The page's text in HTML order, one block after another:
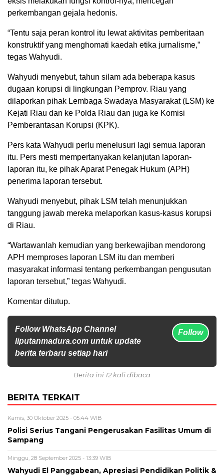
perkembangan gejala hedonis.
“Tentu saja peran kontrol itu lewat aktivitas pemberitaan
konstruktif yang menghomati kaedah etika jurnalisme,”
tegas Wahyudi.
Wahyudi menyebut, tahun silam ada beberapa kasus
dugaan korupsi di lingkungan Pemprov. Riau yang
dilaporkan pihak Lembaga Swadaya Masyarakat (LSM) ke
Kejati Riau dan ke Polda Riau dan juga ke Komisi
Pemberantasan Korupsi (KPK).
Pers kata Wahyudi perlu menelusuri lagi semua laporan
itu. Pers mesti mempertanyakan kelanjutan laporan-
laporan itu, ke pihak Aparat Penegak Hukum (APH)
penerima laporan tersebut.
Wahyudi menyebut, pihak LSM telah menunjukkan
tanggung jawab mereka melaporkan kasus-kasus korupsi
di Riau.
“Wartawanlah kemudian yang berkewajiban mendorong
APH memproses laporan LSM itu dan memberi
masyarakat informasi tentang perkembangan pengusutan
laporan tersebut,” tegas Wahyudi.
Komentar ditutup.
Follow WhatsApp Channel
liputanmadura.com untuk update
berita terbaru setiap hari
Follow
Berita ini 12 kali dibaca
BERITA TERKAIT
Kamis, 30 Oktober 2025 - 05:44 WIB
Polisi Serius Tangani Pengerusakan Fasilitas Umum di
Sampang
Minggu, 28 September 2025 - 13:39 WIB
Wahyudi El Panggabean, Apresiasi Pendidikan Politik &